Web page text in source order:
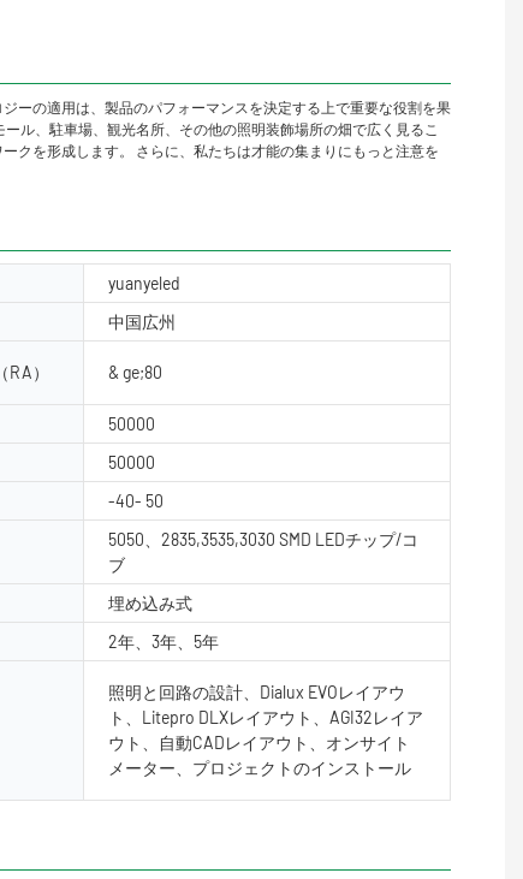
ーの適用は、製品のパフォーマンスを決定する上で重要な役割を果
ル、駐車場、観光名所、その他の照明装飾場所の畑で広く見るこ
クを形成します。 さらに、私たちは才能の集まりにもっと注意を
yuanyeled
中国広州
） & ge;80
50000
50000
-40- 50
5050、2835,3535,3030 SMD LEDチップ/コ
ブ
埋め込み式
2年、3年、5年
照明と回路の設計、Dialux EVOレイアウ
ト、Litepro DLXレイアウト、AGI32レイア
ウト、自動CADレイアウト、オンサイト
メーター、プロジェクトのインストール